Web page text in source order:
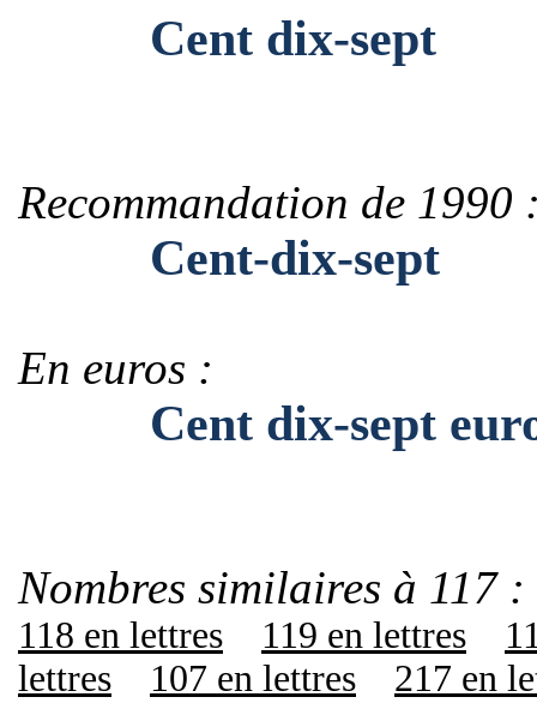
Cent dix-sept
Recommandation de 1990
Cent-dix-sept
En euros :
Cent dix-sept
Nombres similaires à 117 :
118 en lettres 119 en lettres
lettres
107 en lettres 217 en